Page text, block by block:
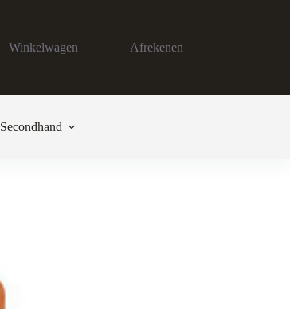
Winkelwagen Afrekenen
Secondhand